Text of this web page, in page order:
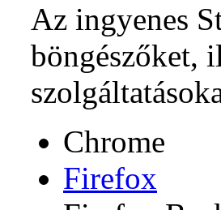
Az ingyenes
böngészőket,
Chrome
Firefox